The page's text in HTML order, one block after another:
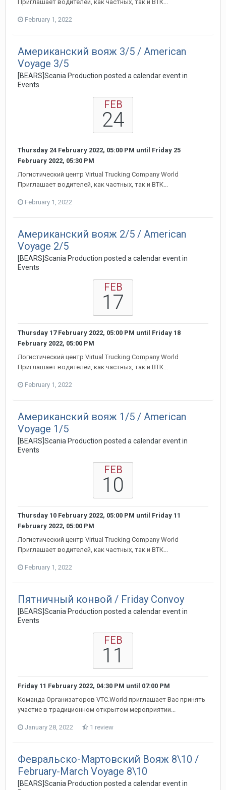
Приглашает водителей, как частных, так и ВТК...
February 1, 2022
Американский вояж 3/5 / American
Voyage 3/5
[BEARS]Scania Production posted a calendar event in
Events
FEB
24
Thursday 24 February 2022, 05:00 PM until Friday 25
February 2022, 05:30 PM
Логистический центр Virtual Trucking Company World
Приглашает водителей, как частных, так и ВТК...
February 1, 2022
Американский вояж 2/5 / American
Voyage 2/5
[BEARS]Scania Production posted a calendar event in
Events
FEB
17
Thursday 17 February 2022, 05:00 PM until Friday 18
February 2022, 05:00 PM
Логистический центр Virtual Trucking Company World
Приглашает водителей, как частных, так и ВТК...
February 1, 2022
Американский вояж 1/5 / American
Voyage 1/5
[BEARS]Scania Production posted a calendar event in
Events
FEB
10
Thursday 10 February 2022, 05:00 PM until Friday 11
February 2022, 05:00 PM
Логистический центр Virtual Trucking Company World
Приглашает водителей, как частных, так и ВТК...
February 1, 2022
Пятничный конвой / Friday Convoy
[BEARS]Scania Production posted a calendar event in
Events
FEB
11
Friday 11 February 2022, 04:30 PM until 07:00 PM
Команда Организаторов VTC.World приглашает Вас принять
участие в традиционном открытом мероприятии...
January 28, 2022 1 review
Февральско-Мартовский Вояж 8\10 /
February-March Voyage 8\10
[BEARS]Scania Production posted a calendar event in